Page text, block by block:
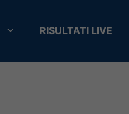
RISULTATI LIVE